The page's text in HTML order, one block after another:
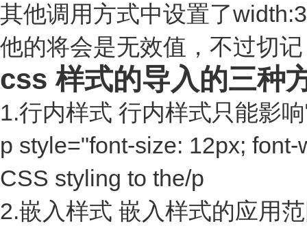
其他调用方式中设置了
他的将会是无效值，不过切
css 样式的导入的三种
1.行内样式 行内样式只能影
p style="font-size: 12px;
CSS styling to the/p
2.嵌入样式 嵌入样式的应用